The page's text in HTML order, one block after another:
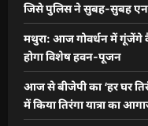
जिसे पुलिस ने सुबह-सुबह
मथुरा: आज गोवर्धन में गूंजेंगे
होगा विशेष हवन-पूजन
आज से बीजेपी का ‘हर घर
में किया तिरंगा यात्रा का